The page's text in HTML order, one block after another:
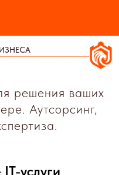
решения ваших
Аутсорсинг,
услуги